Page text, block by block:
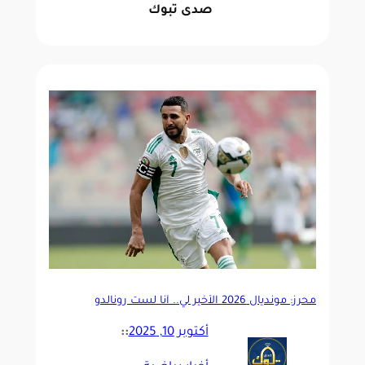
صدى تبوك
محرز: مونديال 2026 الأخير لي.. أنا لست رونالدو
أكتوبر 10, 2025 ::